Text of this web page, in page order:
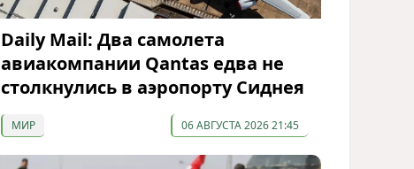
Daily Mail: Два самолета
авиакомпании Qantas едва не
столкнулись в аэропорту Сиднея
МИР 06 АВГУСТА 2026 21:45